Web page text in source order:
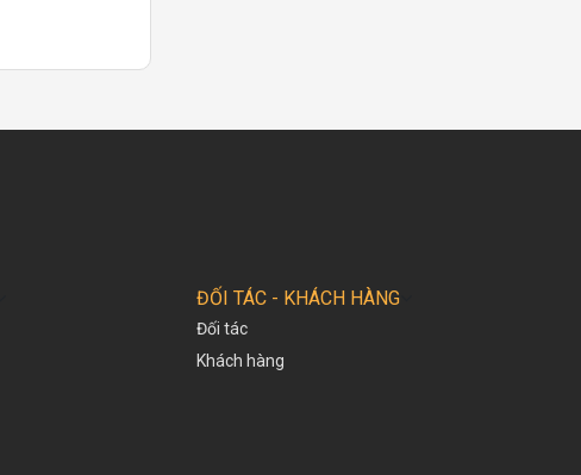
ĐỐI TÁC - KHÁCH HÀNG
Đối tác
Khách hàng